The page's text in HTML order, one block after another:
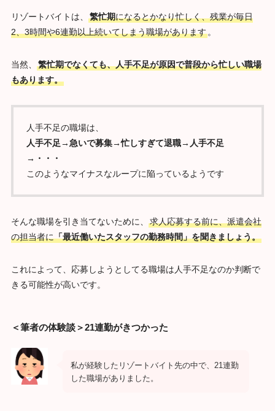
リゾートバイトは、 繁忙期になるとかなり忙しく、残業が毎日
2、3時間や6連勤以上続いてしまう職場があります。
当然、
繁忙期でなくても、人手不足が原因で普段から忙しい職場
もあります。
人手不足の職場は、
人手不足→急いで募集→忙しすぎて退職→人手不足
→・・・
このようなマイナスなループに陥っているようです
そんな職場を引き当てないために、
求人応募する前に、派遣会社
の担当者に「最近働いたスタッフの勤務時間」を聞きましょう。
これによって、応募しようとしてる職場は人手不足なのか判断で
きる可能性が高いです。
＜筆者の体験談＞21連勤がきつかった
私が経験したリゾートバイト先の中で、21連勤
した職場がありました。